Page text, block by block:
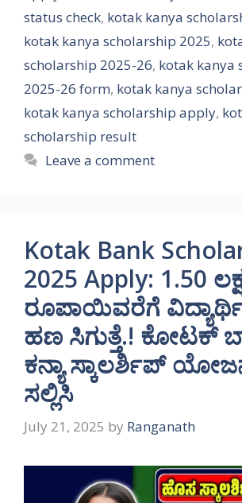
status check, kotak kanya
kotak kanya scholarship 2025,
scholarship 2025-26, kotak kanya
2025-26 form, kotak kanya
kotak kanya scholarship apply,
scholarship result
Leave a comment
Kotak Bank
2025 Apply: 1.50
ರೂಪಾಯಿವರೆಗೆ
ಹಣ ಸಿಗುತ್ತೆ.! ಕೋಟಕ್
ಕನ್ಯಾ ಸ್ಕಾಲರ್ಶಿಪ್
ಸಲ್ಲಿಸಿ
July 21, 2025 by Ranganath